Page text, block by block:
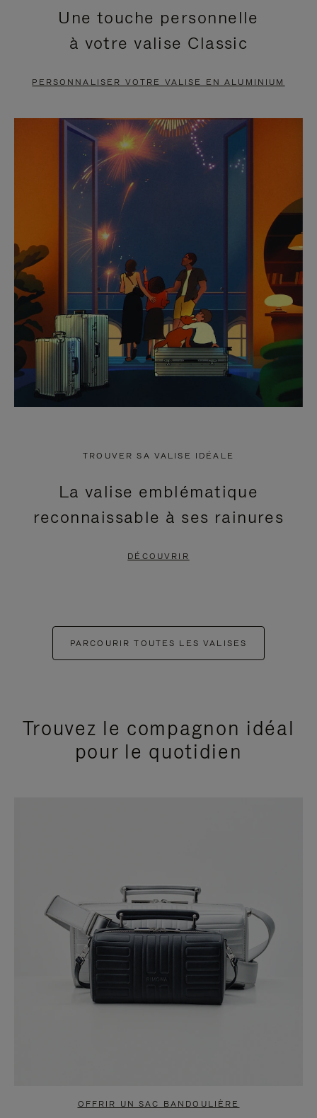
EN
PAUSE,
APPUYEZ
POUR
METTRE
PAUSE
VIDÉO
EST
DÉSACTIVÉ.
CLIQUER
POUR
RÉACTIVER
LE
SON
Une touche personnelle
à votre valise Classic
PERSONNALISER VOTRE VALISE EN ALUMINIUM
TROUVER SA VALISE IDÉALE
La valise emblématique
reconnaissable à ses rainures
DÉCOUVRIR
PARCOURIR TOUTES LES VALISES
Trouvez le compagnon idéal
pour le quotidien
OFFRIR UN SAC BANDOULIÈRE